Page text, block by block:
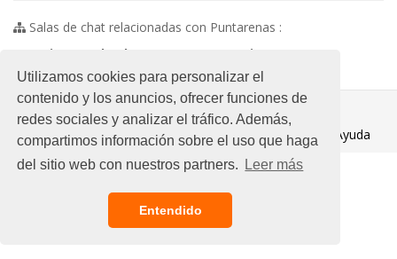
Utilizamos cookies para personalizar el
contenido y los anuncios, ofrecer funciones de
redes sociales y analizar el tráfico. Además,
compartimos información sobre el uso que haga
del sitio web con nuestros partners.
Leer más
Entendido
Salas de chat relacionadas con Puntarenas :
No existen subsalas en esta categoria
© 2021 Chat Gratis
Aviso legal/ Ayuda